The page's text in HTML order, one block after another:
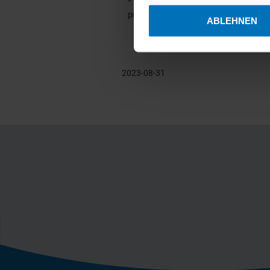
Erfahren Sie mehr
Wir verwenden Cookies,
ABLEHNEN
production
2023-08-31